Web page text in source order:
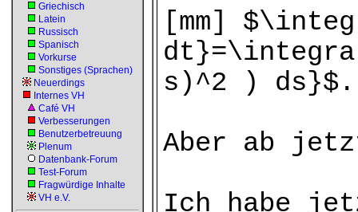
Griechisch
Latein
Russisch
Spanisch
Vorkurse
Sonstiges (Sprachen)
Neuerdings
Internes VH
Café VH
Verbesserungen
Benutzerbetreuung
Plenum
Datenbank-Forum
Test-Forum
Fragwürdige Inhalte
VH e.V.
[mm]
s)^2 ) ds}$.
Aber ab
Ich habe